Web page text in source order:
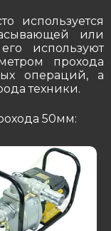
используется
или
используют
прохода
операций, а
техники.
50мм: